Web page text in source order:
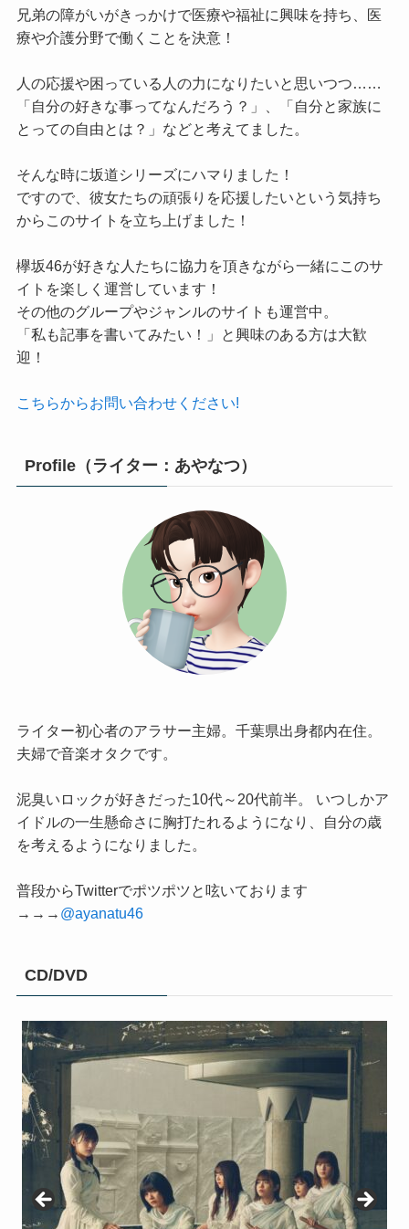
兄弟の障がいがきっかけで医療や福祉に興味を持ち、医
療や介護分野で働くことを決意！
人の応援や困っている人の力になりたいと思いつつ……
「自分の好きな事ってなんだろう？」、「自分と家族に
とっての自由とは？」などと考えてました。
そんな時に坂道シリーズにハマりました！
ですので、彼女たちの頑張りを応援したいという気持ち
からこのサイトを立ち上げました！
欅坂46が好きな人たちに協力を頂きながら一緒にこのサ
イトを楽しく運営しています！
その他のグループやジャンルのサイトも運営中。
「私も記事を書いてみたい！」と興味のある方は大歓
迎！
こちらからお問い合わせください!
Profile（ライター：あやなつ）
ライター初心者のアラサー主婦。千葉県出身都内在住。
夫婦で音楽オタクです。
泥臭いロックが好きだった10代～20代前半。 いつしかア
イドルの一生懸命さに胸打たれるようになり、自分の歳
を考えるようになりました。
普段からTwitterでポツポツと呟いております
→→→ @ayanatu46
CD/DVD